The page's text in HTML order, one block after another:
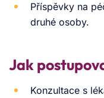
Příspěvky na
druhé osoby.
Jak
Konzultace s